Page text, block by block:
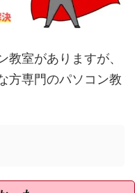
室がありますが、
方専門のパソコン教